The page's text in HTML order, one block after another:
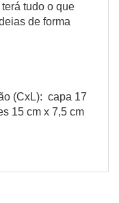
tudo o que
de forma
(CxL): capa 17
15 cm x 7,5 cm